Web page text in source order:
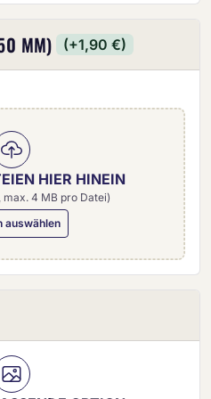
MM) (+1,90 €)
HIER HINEIN
max. 4 MB pro Datei)
auswählen